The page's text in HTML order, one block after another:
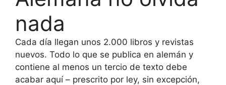
nada
Cada día llegan unos 2.000 libros y revistas
nuevos. Todo lo que se publica en alemán y
contiene al menos un tercio de texto debe
acabar aquí – prescrito por ley, sin excepción,